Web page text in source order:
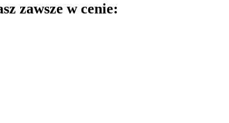
zawsze w cenie: